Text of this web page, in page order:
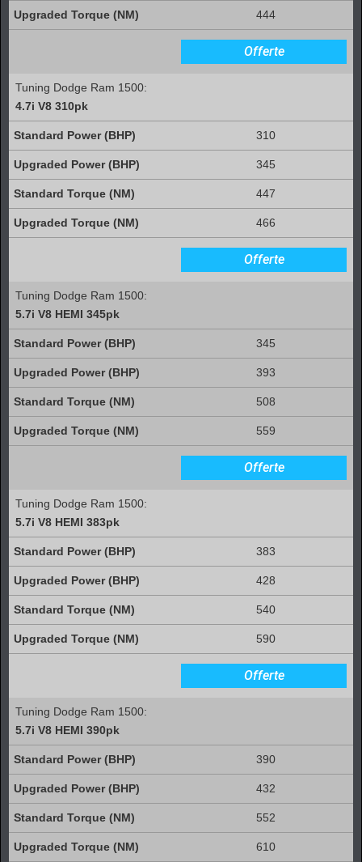
444
Offerte
Tuning Dodge Ram 1500:
4.7i V8 310pk
310
345
447
466
Offerte
Tuning Dodge Ram 1500:
5.7i V8 HEMI 345pk
345
393
508
559
Offerte
Tuning Dodge Ram 1500:
5.7i V8 HEMI 383pk
383
428
540
590
Offerte
Tuning Dodge Ram 1500:
5.7i V8 HEMI 390pk
390
432
552
610